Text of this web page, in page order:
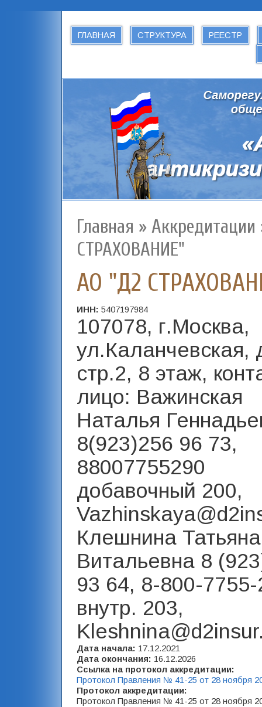
ГЛАВНАЯ СТРУКТУРА РЕЕСТР
Главная » Аккредитации
СТРАХОВАНИЕ"
АО "Д2
ИНН: 5407197984
107078, г.Москва,
ул.Каланчевская,
стр.2, 8 этаж,
лицо: Важинская
Наталья
8(923)256 96 73,
88007755290
добавочный 200,
Клешнина Татьяна
Витальевна 8
93 64, 8-800-
внутр. 203,
Дата начала: 17.12.2021
Дата окончания: 16.12.2026
Ссылка на протокол аккредитации:
Протокол Правления № 41-25 от 28 ноября
Протокол аккредитации:
Протокол Правления № 41-25 от 28 ноября